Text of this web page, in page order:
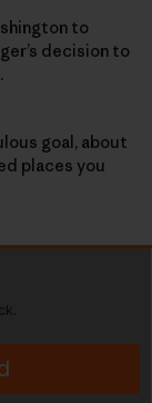
to
decision to
goal, about
places you